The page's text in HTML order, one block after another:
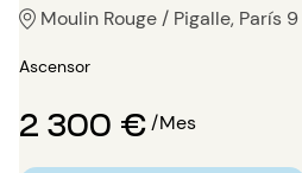
Moulin Rouge / Pigalle, París 9
Ascensor
2 300 €/Mes